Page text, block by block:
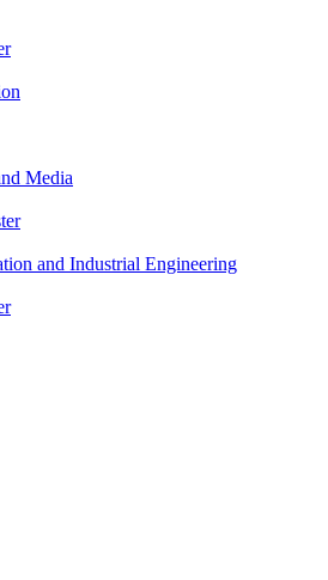
Media
and Industrial Engineering